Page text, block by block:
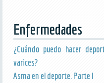
Enfermedades
¿Cuándo puedo hacer
varices?
Asma en el deporte. Parte I